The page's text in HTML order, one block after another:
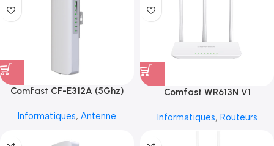
Comfast CF-E312A (5Ghz)
Informatiques, Antenne
Comfast WR613N V1
Informatiques, Routeurs